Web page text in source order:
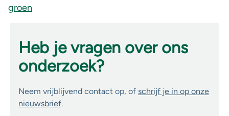
groen
Heb je vragen over ons
onderzoek?
Neem vrijblijvend contact op, of schrijf je in op onze
nieuwsbrief.